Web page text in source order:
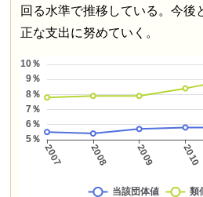
回る水準で推移している。今後
正な支出に努めていく。